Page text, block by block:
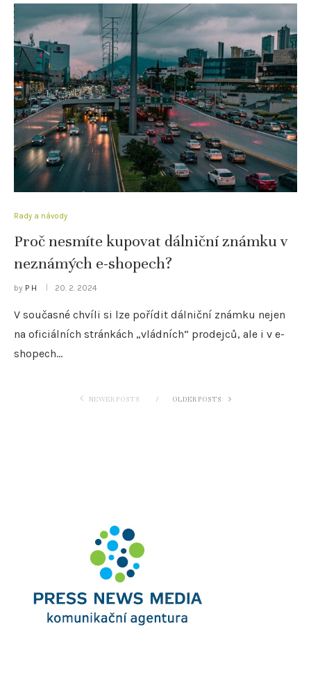
Rady a návody
Proč nesmíte kupovat dálniční známku v
neznámých e-shopech?
by P H 20. 2. 2024
V současné chvíli si lze pořídit dálniční známku nejen
na oficiálních stránkách „vládních“ prodejců, ale i v e-
shopech…
NEWER POSTS OLDER POSTS